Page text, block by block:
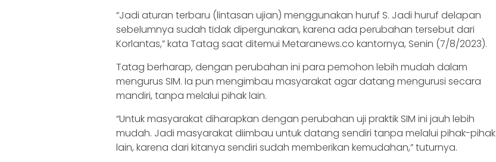
“Jadi aturan terbaru (lintasan ujian) menggunakan huruf S. Jadi huruf delapan
sebelumnya sudah tidak dipergunakan, karena ada perubahan tersebut dari
Korlantas,” kata Tatag saat ditemui Metaranews.co kantornya, Senin (7/8/2023).
Tatag berharap, dengan perubahan ini para pemohon lebih mudah dalam
mengurus SIM. Ia pun mengimbau masyarakat agar datang mengurusi secara
mandiri, tanpa melalui pihak lain.
“Untuk masyarakat diharapkan dengan perubahan uji praktik SIM ini jauh lebih
mudah. Jadi masyarakat diimbau untuk datang sendiri tanpa melalui pihak-pihak
lain, karena dari kitanya sendiri sudah memberikan kemudahan,” tuturnya.